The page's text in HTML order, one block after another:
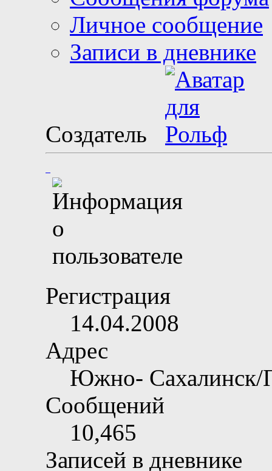
Личное сообщение
Записи в дневнике
Создатель
Регистрация
14.04.2008
Адрес
Южно- Сахалинск/
Сообщений
10,465
Записей в дневнике